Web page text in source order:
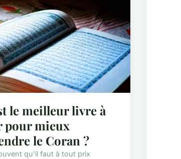
le meilleur livre à
pour mieux
le Coran ?
qu'il faut à tout prix